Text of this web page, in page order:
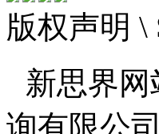
版权声明 \
新思界
询有限公